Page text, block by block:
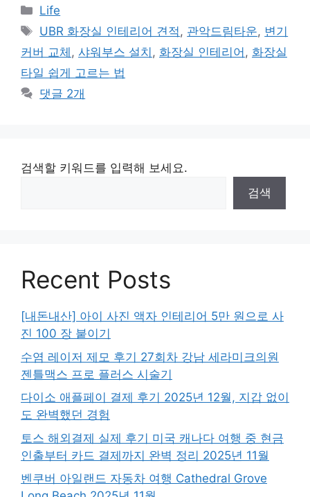
카
테
리
Life
태
그
UBR 화장실 인테리어 견적, 관악드림타운, 변기
커버 교체 , 샤워부스 설치 , 화장실 인테리어 , 화장실
타일 쉽게 고르는 법
댓글 2개
검색할 키워드를 입력해 보세요.
검색
Recent Posts
[내돈내산] 아이 사진 액자 인테리어 5만 원으로 사
진 100 장 붙이기
수염 레이저 제모 후기 27회차 강남 세라미크의원
젠틀맥스 프로 플러스 시술기
다이소 애플페이 결제 후기 2025년 12월, 지갑 없이
도 완벽했던 경험
토스 해외결제 실제 후기 미국 캐나다 여행 중 현금
인출부터 카드 결제까지 완벽 정리 2025년 11월
벤쿠버 아일랜드 자동차 여행 Cathedral Grove